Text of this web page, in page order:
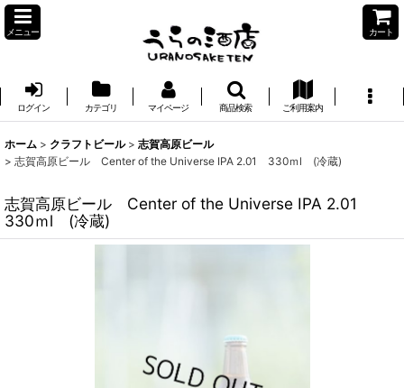
メニュー カート
ログイン カテゴリ マイページ 商品検索 ご利用案内
ホーム > クラフトビール > 志賀高原ビール
> 志賀高原ビール Center of the Universe IPA 2.01 330ｍl (冷蔵)
志賀高原ビール Center of the Universe IPA 2.01
330ｍl (冷蔵)